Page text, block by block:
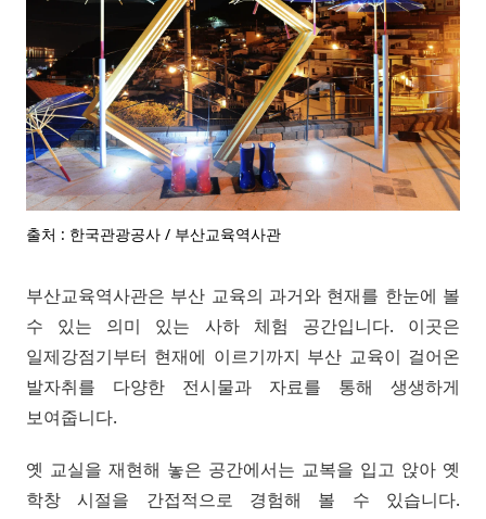
출처 : 한국관광공사 / 부산교육역사관
부산교육역사관은 부산 교육의 과거와 현재를 한눈에 볼
수 있는 의미 있는 사하 체험 공간입니다. 이곳은
일제강점기부터 현재에 이르기까지 부산 교육이 걸어온
발자취를 다양한 전시물과 자료를 통해 생생하게
보여줍니다.
옛 교실을 재현해 놓은 공간에서는 교복을 입고 앉아 옛
학창 시절을 간접적으로 경험해 볼 수 있습니다.